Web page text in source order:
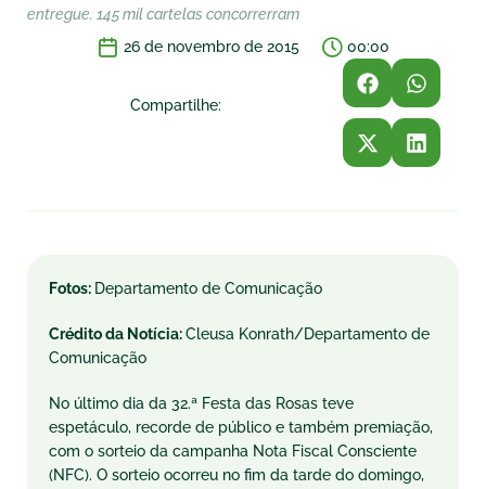
entregue. 145 mil cartelas concorrerram
26 de novembro de 2015
00:00
Compartilhe:
Fotos: Departamento de Comunicação
Crédito da Notícia:Cleusa Konrath/Departamento de
Comunicação
No último dia da 32.ª Festa das Rosas teve
espetáculo, recorde de público e também premiação,
com o sorteio da campanha Nota Fiscal Consciente
(NFC). O sorteio ocorreu no fim da tarde do domingo,